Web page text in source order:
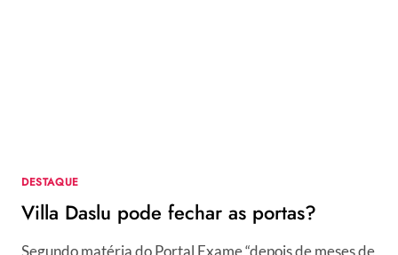
DESTAQUE
Villa Daslu pode fechar as portas?
Segundo matéria do Portal Exame “depois de meses de